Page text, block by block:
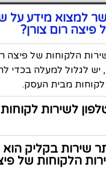
למצוא מידע על
פיצה רום צורן?
הלקוחות של פיצה
לגלול למעלה בכדי
מבית העסק.
לשירות
שירות בקליק
הלקוחות של